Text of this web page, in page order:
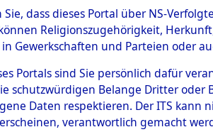
dass dieses Portal über NS-
Religionszugehörigkeit,
Gewerkschaften und Parteien oder
Portals sind Sie persönlich dafür
schutzwürdigen Belange Dritter
Daten respektieren. Der ITS
verantwortlich gemacht